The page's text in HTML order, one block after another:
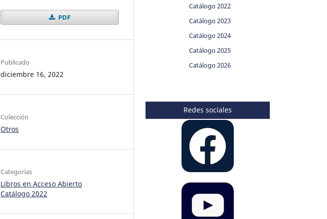
PDF
Publicado
diciembre 16, 2022
Colección
Otros
Categorías
Libros en Acceso Abierto
Catálogo 2022
Catálogo 2022
Catálogo 2023
Catálogo 2024
Catálogo 2025
Catálogo 2026
Redes sociales